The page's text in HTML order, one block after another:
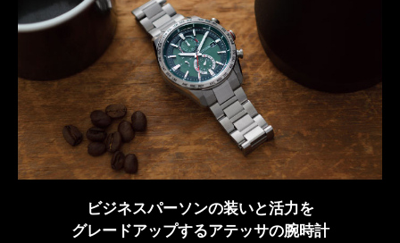
ビジネスパーソンの装いと活力を
グレードアップするアテッサの腕時計